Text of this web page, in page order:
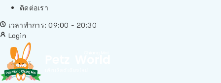
ติดต่อเรา
เวลาทำการ: 09:00 - 20:30
Login